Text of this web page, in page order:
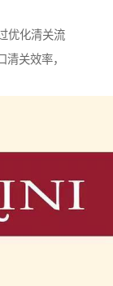
优化清关流
关效率，